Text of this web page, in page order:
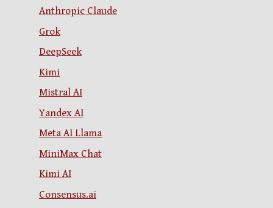
Anthropic Claude
Grok
DeepSeek
Kimi
Mistral AI
Yandex AI
Meta AI Llama
MiniMax Chat
Kimi AI
Consensus.ai